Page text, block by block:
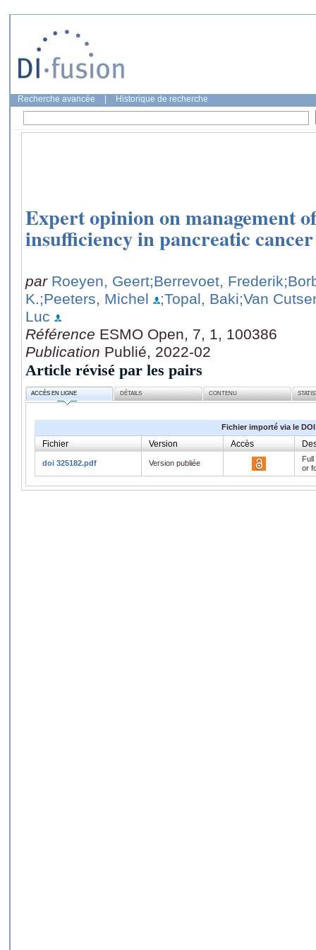
Recherche avancée Historique de recherche
Expert opinion on management
insufficiency in pancreatic cancer
par Roeyen, Geert;Berrevoet, Frederik
K.;Peeters, Michel ;Topal, Baki;Van
Luc
Référence ESMO Open, 7, 1, 100386
Publication Publié, 2022-02
Article révisé par les pairs
ACCÈS EN LIGNE DÉTAILS CONTENU
Fichier importé via le DOI
Fichier Version Accès
doi 325182.pdf Version publiée
or